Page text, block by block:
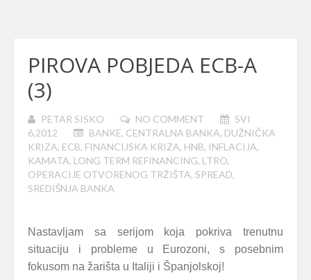
PIROVA POBJEDA ECB-A
(3)
PETAR SISKO NO COMMENT
SVI
6,2012
BANKE, CENTRALNA BANKA, DUŽNIČKA
KRIZA, ECB, FINANCIJSKA KRIZA, HNB, INFLACIJA,
KAMATA, LONG TERM REFINANCING, LTRO,
OPERACIJE OTVORENOG TRŽIŠTA, SPREAD,
SREDIŠNJA BANKA
Nastavljam sa serijom koja pokriva trenutnu
situaciju i probleme u Eurozoni, s posebnim
fokusom na žarišta u Italiji i Španjolskoj!